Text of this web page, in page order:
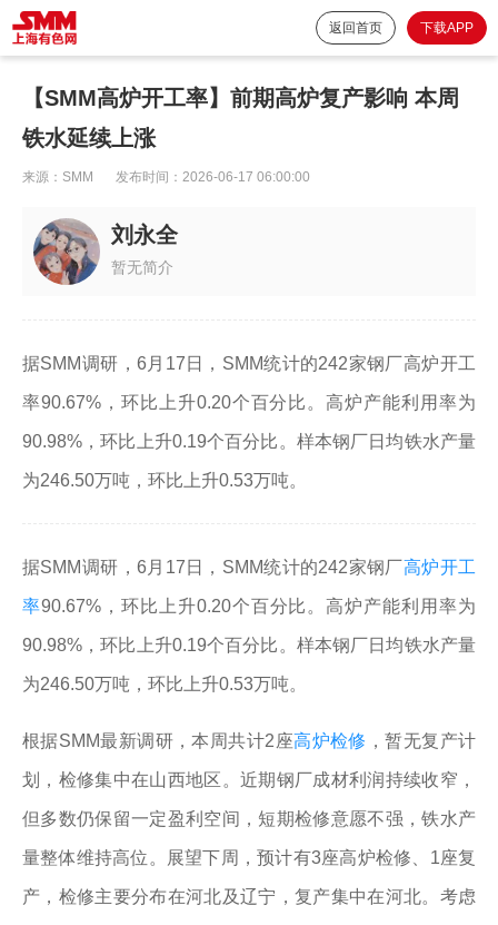
返回首页 下载APP
【SMM高炉开工率】前期高炉复产影响 本周
铁水延续上涨
来源： SMM 发布时间： 2026-06-17 06:00:00
刘永全
暂无简介
据SMM调研，6月17日，SMM统计的242家钢厂高炉开工
率90.67%，环比上升0.20个百分比。高炉产能利用率为
90.98%，环比上升0.19个百分比。样本钢厂日均铁水产量
为246.50万吨，环比上升0.53万吨。
据SMM调研，6月17日，SMM统计的242家钢厂高炉开工
率90.67%，环比上升0.20个百分比。高炉产能利用率为
90.98%，环比上升0.19个百分比。样本钢厂日均铁水产量
为246.50万吨，环比上升0.53万吨。
根据SMM最新调研，本周共计2座高炉检修 ，暂无复产计
划，检修集中在山西地区。近期钢厂成材利润持续收窄，
但多数仍保留一定盈利空间，短期检修意愿不强，铁水产
量整体维持高位。展望下周，预计有3座高炉检修、1座复
产，检修主要分布在河北及辽宁，复产集中在河北。考虑